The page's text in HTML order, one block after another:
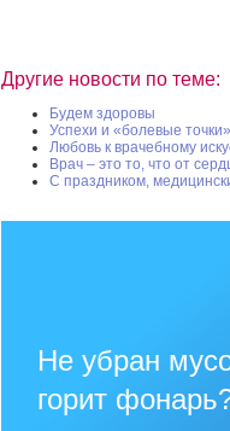
Другие новости по теме:
Будем здоровы
Успехи и «болевые
Любовь к врачебному
Врач – это то, что от
С праздником,
Не убран
горит